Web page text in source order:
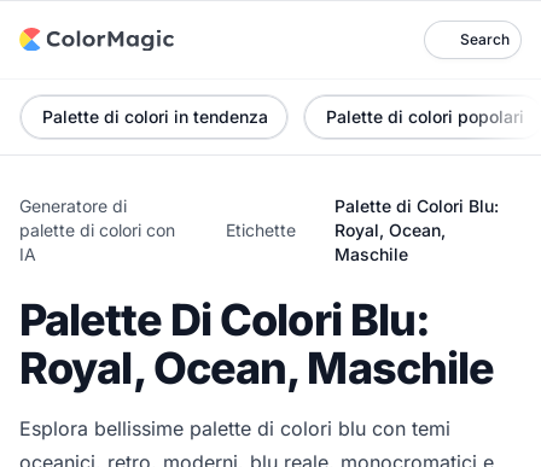
Search
Palette di colori in tendenza Palette di colori popolari
Generatore di
palette di colori con
IA
Etichette
Palette di Colori Blu:
Royal, Ocean,
Maschile
Palette Di Colori Blu:
Royal, Ocean, Maschile
Esplora bellissime palette di colori blu con temi
oceanici, retro, moderni, blu reale, monocromatici e